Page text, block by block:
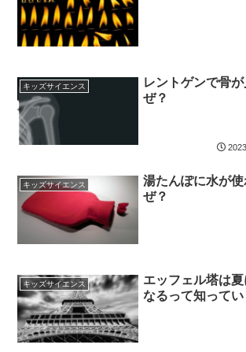
キッズサイエンス
レントゲンで骨
ぜ？
キッズサイエンス
湯たんぽに水が
ぜ？
キッズサイエンス
エッフェル塔は夏
なるって知ってい